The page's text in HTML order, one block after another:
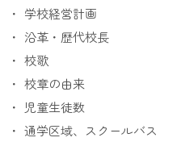
学校経営計画
沿革・歴代校長
校歌
校章の由来
児童生徒数
通学区域、スクールバス